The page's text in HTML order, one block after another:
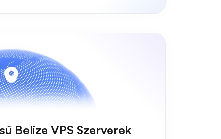
Belize VPS Szerverek